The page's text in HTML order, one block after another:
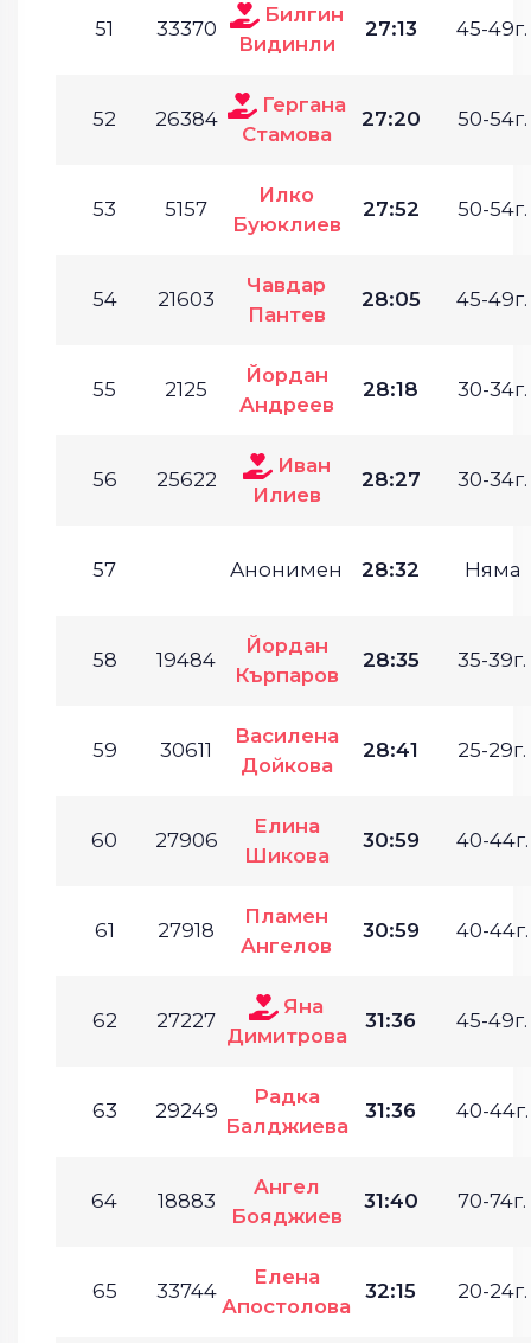
51 33370
Билгин
Видинли
27:13 45-49г.
52 26384
Гергана
Стамова
27:20 50-54г.
53 5157
Илко
Буюклиев
27:52 50-54г.
54 21603
Чавдар
Пантев
28:05 45-49г.
55 2125
Йордан
Андреев
28:18 30-34г.
56 25622
Иван
Илиев
28:27 30-34г.
57 Анонимен 28:32 Няма
58 19484
Йордан
Кърпаров
28:35 35-39г.
59 30611
Василена
Дойкова
28:41 25-29г.
60 27906
Елина
Шикова
30:59 40-44г.
61 27918
Пламен
Ангелов
30:59 40-44г.
62 27227
Яна
Димитрова
31:36 45-49г.
63 29249
Радка
Балджиева
31:36 40-44г.
64 18883
Ангел
Бояджиев
31:40 70-74г.
65 33744
Елена
Апостолова
32:15 20-24г.